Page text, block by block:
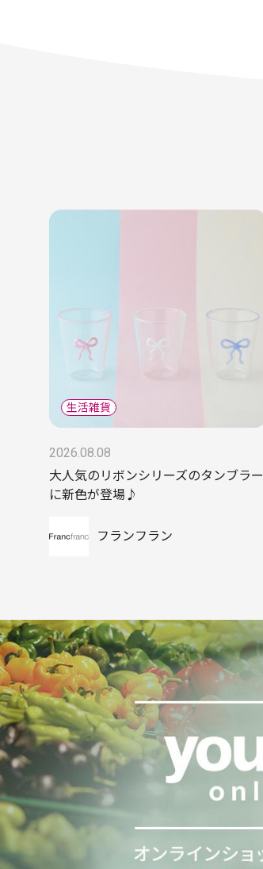
2026.08.08
大人気のリボンシリーズのタンブラー
に新色が登場♪
フランフラン